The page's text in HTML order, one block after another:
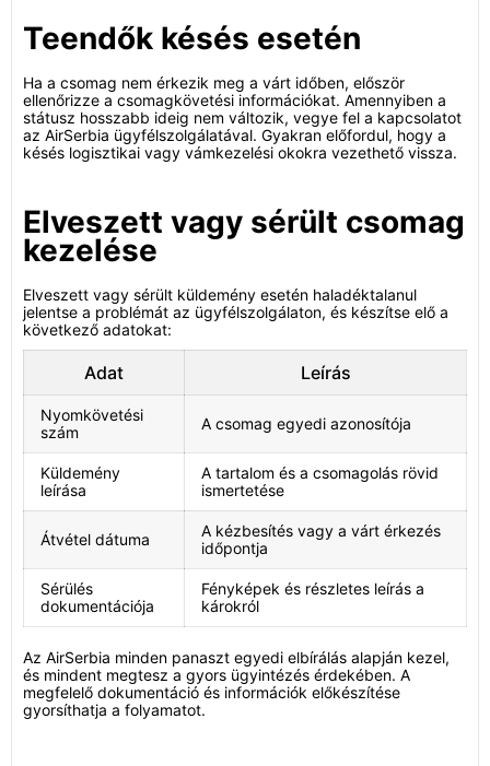
Teendők késés esetén
Ha a csomag nem érkezik meg a várt időben, először
ellenőrizze a csomagkövetési információkat. Amennyiben a
státusz hosszabb ideig nem változik, vegye fel a kapcsolatot
az AirSerbia ügyfélszolgálatával. Gyakran előfordul, hogy a
késés logisztikai vagy vámkezelési okokra vezethető vissza.
Elveszett vagy sérült csomag
kezelése
Elveszett vagy sérült küldemény esetén haladéktalanul
jelentse a problémát az ügyfélszolgálaton, és készítse elő a
következő adatokat:
Adat Leírás
Nyomkövetési
szám
A csomag egyedi azonosítója
Küldemény
leírása
A tartalom és a csomagolás rövid
ismertetése
Átvétel dátuma
A kézbesítés vagy a várt érkezés
időpontja
Sérülés
dokumentációja
Fényképek és részletes leírás a
károkról
Az AirSerbia minden panaszt egyedi elbírálás alapján kezel,
és mindent megtesz a gyors ügyintézés érdekében. A
megfelelő dokumentáció és információk előkészítése
gyorsíthatja a folyamatot.